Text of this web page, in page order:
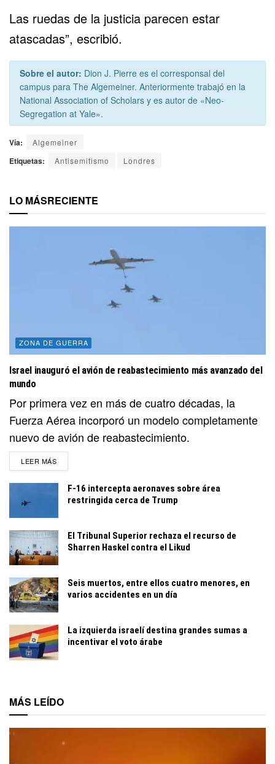
Las ruedas de la justicia parecen estar
atascadas”, escribió.
Sobre el autor: Dion J. Pierre es el corresponsal del
campus para The Algemeiner. Anteriormente trabajó en la
National Association of Scholars y es autor de «Neo-
Segregation at Yale».
Vía: Algemeiner
Etiquetas: Antisemitismo Londres
LO MÁSRECIENTE
ZONA DE GUERRA
Israel inauguró el avión de reabastecimiento más avanzado del
mundo
Por primera vez en más de cuatro décadas, la
Fuerza Aérea incorporó un modelo completamente
nuevo de avión de reabastecimiento.
LEER MÁSDETAILS
F-16 intercepta aeronaves sobre área
restringida cerca de Trump
El Tribunal Superior rechaza el recurso de
Sharren Haskel contra el Likud
Seis muertos, entre ellos cuatro menores, en
varios accidentes en un día
La izquierda israelí destina grandes sumas a
incentivar el voto árabe
MÁS LEÍDO